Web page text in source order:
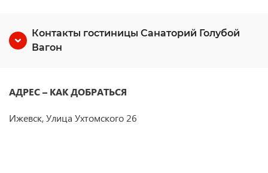
Контакты гостиницы Санаторий Голубой
Вагон
АДРЕС – КАК ДОБРАТЬСЯ
Ижевск, Улица Ухтомского 26